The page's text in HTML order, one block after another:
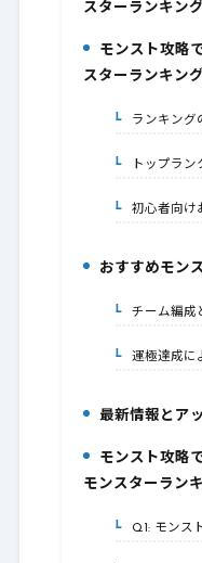
スターランキング
モンスト攻略
スターランキン
2-1.ランキング
2-2.トップラン
2-3.初心者向け
おすすめモン
3-1.チーム編成
3-2.運極達成に
4.最新情報とア
モンスト攻略
モンスターラン
5-1.Q1: モンス